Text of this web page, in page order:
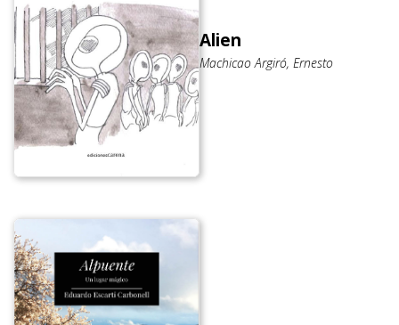
Alien
Machicao Argiró, Ernesto